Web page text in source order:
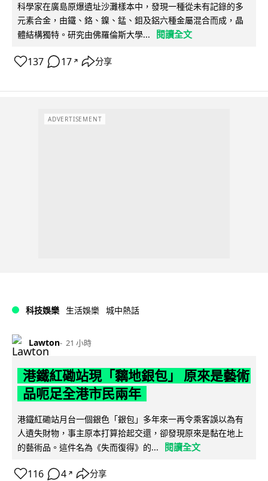
科學家在廣島原爆遺址沙灘樣本中，發現一種從未有記錄的多
元素合金，由鐵、鉻、鎳、錳、鉬及鋁六種金屬混合而成，晶
體結構獨特。研究由佛羅倫斯大學...
閱讀全文
137 17 ↗ 分享
ADVERTISEMENT
科技娛樂 生活娛樂 城中熱話
Lawton 21 小時
港鐵紅磡站現「黐地銀包」 原來是藝術
品呃足全港市民兩年
港鐵紅磡站月台一個銀色「銀包」多年來一再令乘客誤以為有
人遺失財物，事主原本打算拾起交還，卻發現原來是黏在地上
的藝術品。這件名為《失而復得》的...
閱讀全文
116 4 ↗ 分享